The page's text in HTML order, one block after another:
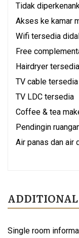
Tidak
Akses ke kamar
Wifi tersedia
Free
Hairdryer tersedia
TV cable tersedia
TV LDC tersedia
Coffee & tea
Pendingin
Air panas dan air
Single room